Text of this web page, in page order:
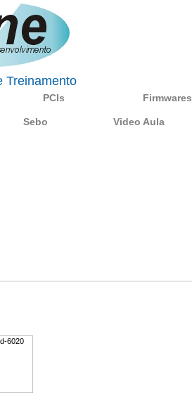
Treinamento
PCIs Firmwares
Sebo Video Aula